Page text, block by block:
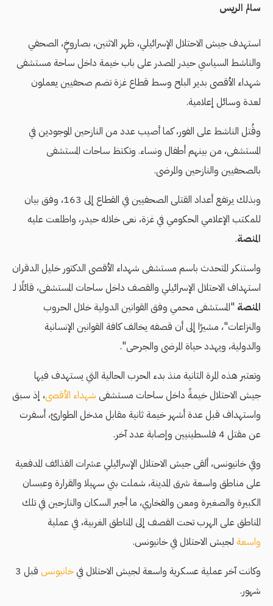
سالم الريس
استهدف جيش الاحتلال الإسرائيلي، ظهر الاثنين، بصاروخٍ، الصحفي
والناشط السياسي حيدر المصدر على باب خيمة داخل ساحة مستشفى
شهداء الأقصى بدير البلح وسط قطاع غزة تضم صحفيين يعملون
لعدة وسائل إعلامية.
وقُتل الناشط على الفور، كما أصيب عدد من النازحين الموجودين في
المستشفى، من بينهم أطفال ونساء. وتكتظ ساحات المستشفى
بالصحفيين والنازحين والمرضى.
وبذلك يرتفع أعداد القتلى الصحفيين في القطاع إلى 163، وفق بيان
للمكتب الإعلامي الحكومي في غزة، نعى خلاله حيدر، واطلعت عليه
المنصة.
واستنكر المتحدث باسم مستشفى شهداء الأقصى الدكتور خليل الدقران
استهداف الاحتلال الإسرائيلي والقصف داخل ساحات المستشفى، قائلًا لـ
المنصة "المستشفى محمي وفق القوانين الدولية خلال الحروب
والنزاعات"، مشيرًا إلى أن قصفه يخالف كافة القوانين الإنسانية
والدولية، ويهدد حياة المرضى والجرحى".
وتعتبر هذه المرة الثانية منذ بدء الحرب الحالية التي يستهدف فيها
جيش الاحتلال خيمةً داخل ساحات مستشفى شهداء الأقصى، إذ سبق
واستهداف قبل عدة أشهر خيمة ثانية مقابل مدخل الطوارئ، أسفرت
عن مقتل 4 فلسطينيين وإصابة عدد آخر.
وفي خانيونس، ألقى جيش الاحتلال الإسرائيلي عشرات القذائف المدفعية
على مناطق واسعة شرق المدينة، شملت بني سهيلا والقرارة وعبسان
الكبيرة والصغيرة ومعن والفخاري، ما أجبر السكان والنازحين في تلك
المناطق على الهرب تحت القصف إلى المناطق الغربية، في عملية
واسعة لجيش الاحتلال في خانيونس.
وكانت آخر عملية عسكرية واسعة لجيش الاحتلال فيخانيونس
قبل 3
شهور.